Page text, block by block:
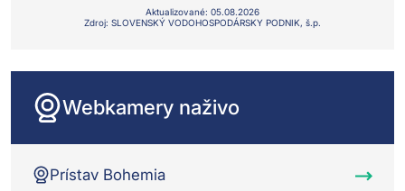
Aktualizované: 05.08.2026
Zdroj: SLOVENSKÝ VODOHOSPODÁRSKY PODNIK, š.p.
Webkamery naživo
Prístav Bohemia